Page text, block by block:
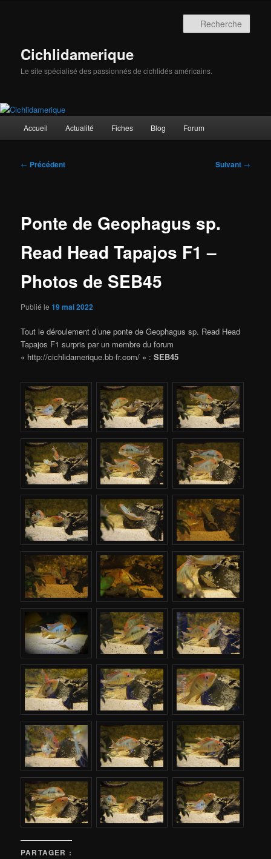
Cichlidamerique
Le site spécialisé des passionnés de cichlidés américains.
principal
Accueil Actualité Fiches Blog Forum
Navigation
← Précédent Suivant →
Ponte de Geophagus sp.
Read Head Tapajos F1 –
Photos de SEB45
Publié le19 mai 2022
Tout le déroulement d’une ponte de Geophagus sp. Read Head
Tapajos F1 surpris par un membre du forum
« http://cichlidamerique.bb-fr.com/ » :SEB45
PARTAGER :